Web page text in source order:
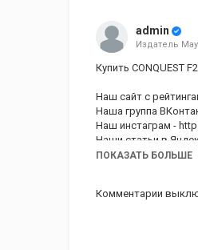
admin
Издатель
Купить CONQUEST
Наш сайт с
Наша группа
Наш инстаграм -
Наши статьи в
ПОКАЗАТЬ БОЛЬШЕ
Комментарии